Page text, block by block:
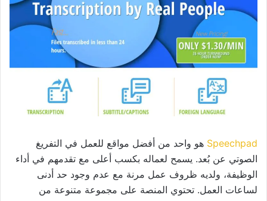
Speechpad هو واحد من أفضل مواقع للعمل في التفريغ
الصوتي عن بُعد. يسمح لعماله بكسب أعلى مع تقدمهم في أداء
الوظيفة، ولديه ظروف عمل مرنة مع عدم وجود حد أدنى
لساعات العمل. تحتوي المنصة على مجموعة متنوعة من